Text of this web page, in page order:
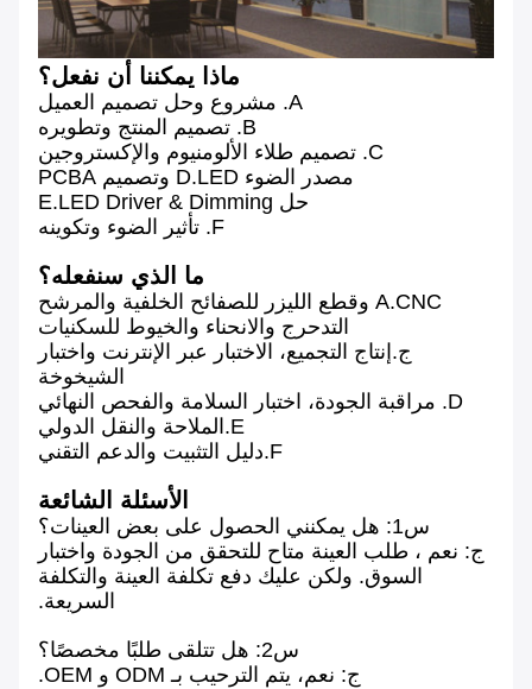
ماذا يمكننا أن نفعل؟
A. مشروع وحل تصميم العميل
B. تصميم المنتج وتطويره
C. تصميم طلاء الألومنيوم والإكستروجين
مصدر الضوء D.LED وتصميم PCBA
حل E.LED Driver & Dimming
F. تأثير الضوء وتكوينه
ما الذي سنفعله؟
A.CNC وقطع الليزر للصفائح الخلفية والمرشح
التدحرج والانحناء والخيوط للسكنيات
ج.إنتاج التجميع، الاختبار عبر الإنترنت واختبار
الشيخوخة
D. مراقبة الجودة، اختبار السلامة والفحص النهائي
E.الملاحة والنقل الدولي
F.دليل التثبيت والدعم التقني
الأسئلة الشائعة
س1: هل يمكنني الحصول على بعض العينات؟
ج: نعم ، طلب العينة متاح للتحقق من الجودة واختبار
السوق. ولكن عليك دفع تكلفة العينة والتكلفة
السريعة.
س2: هل تتلقى طلبًا مخصصًا؟
ج: نعم، يتم الترحيب بـ ODM و OEM.